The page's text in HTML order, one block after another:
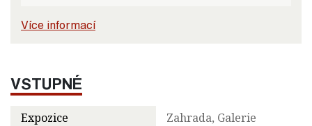
Více informací
VSTUPNÉ
Expozice Zahrada, Galerie